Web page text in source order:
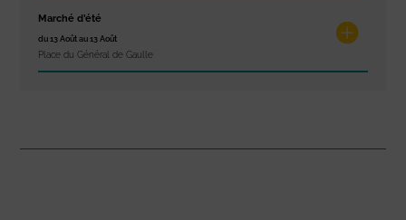
Marché d’été
du 13 Août au 13 Août
Place du Général de Gaulle